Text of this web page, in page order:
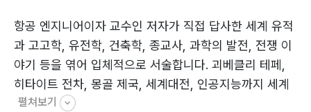
항공 엔지니어이자 교수인 저자가 직접 답사한 세계 유적
과 고고학, 유전학, 건축학, 종교사, 과학의 발전, 전쟁 이
야기 등을 엮어 입체적으로 서술합니다. 괴베클리 테페,
히타이트 전차, 몽골 제국, 세계대전, 인공지능까지 세계
역사의 40개 주요 전환점을 따라가며 문명과 과학기술의
펼쳐보기